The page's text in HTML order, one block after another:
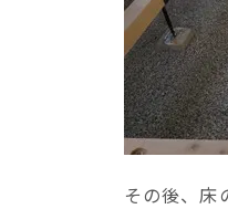
その後、床